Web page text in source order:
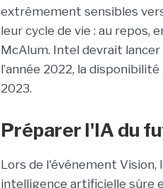
extrêmement sensibles
leur cycle de vie : au repos,
McAlum. Intel devrait
l’année 2022, la
2023.
Préparer l'IA du
Lors de l'événement
intelligence artificielle sûre